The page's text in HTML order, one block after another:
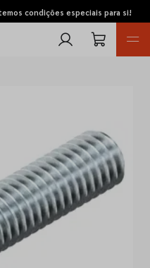
condições especiais para si!